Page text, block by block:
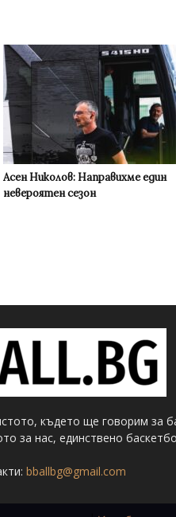
Асен Николов: Направихме един
невероятен сезон
където ще говорим за
за нас, единствено
bballbg@gmail.com